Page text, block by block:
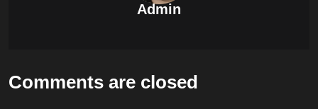
Admin
Comments are closed